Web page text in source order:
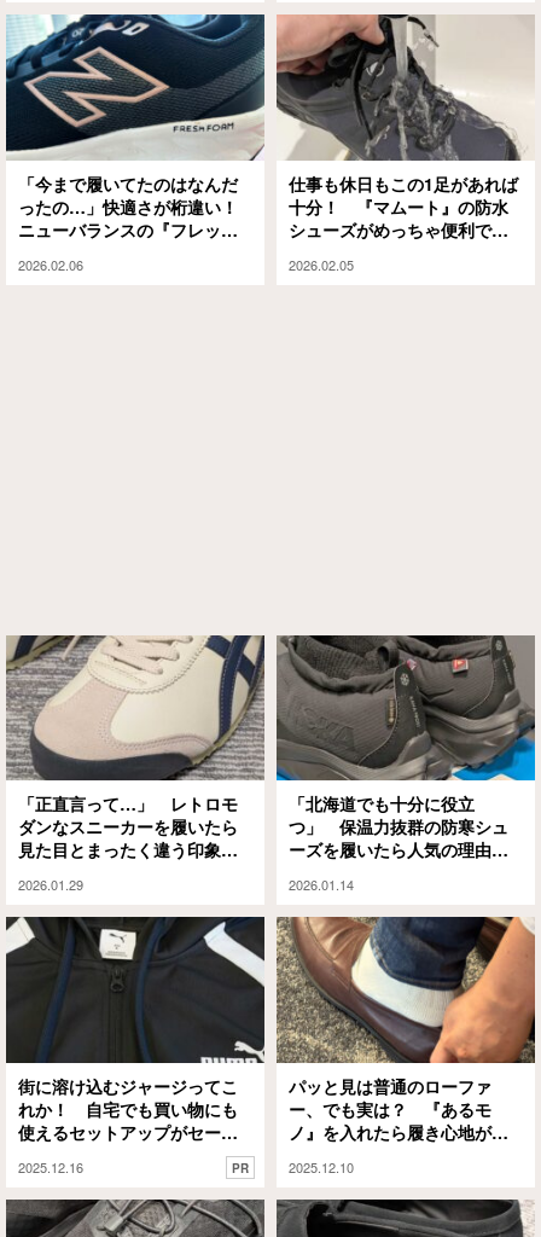
「今まで履いてたのはなんだ
ったの…」快適さが桁違い！
ニューバランスの『フレッシ
2026.02.06
仕事も休日もこの1足があれば
十分！ 『マムート』の防水
シューズがめっちゃ便利で歩
2026.02.05
「正直言って…」 レトロモ
ダンなスニーカーを履いたら
見た目とまったく違う印象に
2026.01.29
「北海道でも十分に役立
つ」 保温力抜群の防寒シュ
ーズを履いたら人気の理由が
2026.01.14
街に溶け込むジャージってこ
れか！ 自宅でも買い物にも
使えるセットアップがセール
2025.12.16 PR
パッと見は普通のローファ
ー、でも実は？ 『あるモ
ノ』を入れたら履き心地が劇
2025.12.10